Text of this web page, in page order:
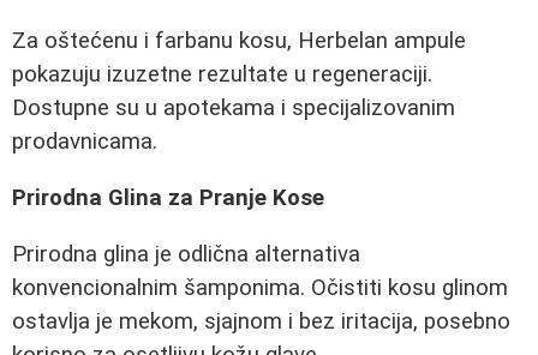
Za oštećenu i farbanu kosu, Herbelan ampule
pokazuju izuzetne rezultate u regeneraciji.
Dostupne su u apotekama i specijalizovanim
prodavnicama.
Prirodna Glina za Pranje Kose
Prirodna glina je odlična alternativa
konvencionalnim šamponima. Očistiti kosu glinom
ostavlja je mekom, sjajnom i bez iritacija, posebno